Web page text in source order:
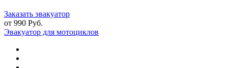
Заказать эвакуатор
от 990 Руб.
Эвакуатор для мотоциклов